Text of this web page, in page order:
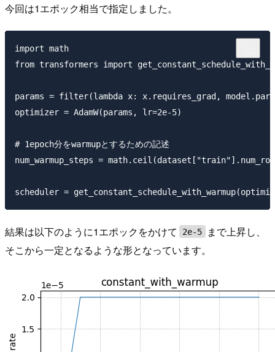
今回は1エポック相当で指定しました。
import math
from transformers import
params = filter(lambda x: x.requires_grad,
optimizer = AdamW(params, lr=2e-5)
# 1epoch分をwarmupとするための記述
num_warmup_steps =
結果は以下のように1エポックをかけて 2e-5
まで上昇し、
そこから一定となるような形となっています。